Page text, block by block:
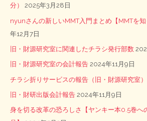
分）
2025年3月28日
nyunさんの新しいMMT入門まとめ【MMTを知
年12月7日
旧・財源研究室に関連したチラシ発行部数
旧・財源研究室の会計報告 2024年11月9日
チラシ折りサービスの報告（旧・財源研究室）
旧・財研出版会計報告 2024年11月9日
身を切る改革の恐ろしさ【ヤンキー本0.5巻へ